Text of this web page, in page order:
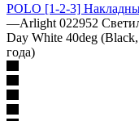
POLO [1-2-3]
—Arlight 022952
Day White 40deg
года)